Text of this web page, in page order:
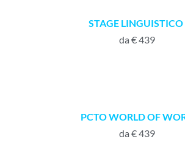
STAGE LINGUISTICO
da € 439
PCTO WORLD OF
da € 439